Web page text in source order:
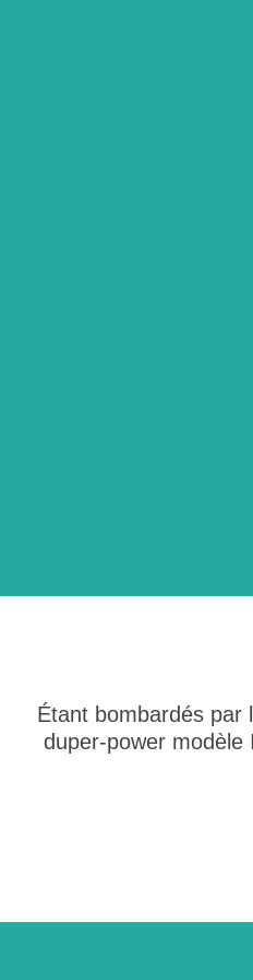
Étant bombardés par
duper-power modèle